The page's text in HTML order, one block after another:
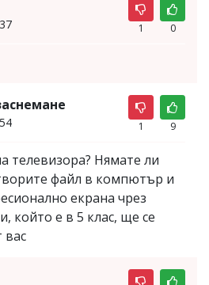
1 0
1 9
телевизора? Нямате ли
файл в компютър и
екрана чрез
който е в 5 клас, ще се
вас